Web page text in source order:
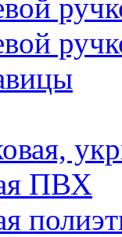
ПВХ